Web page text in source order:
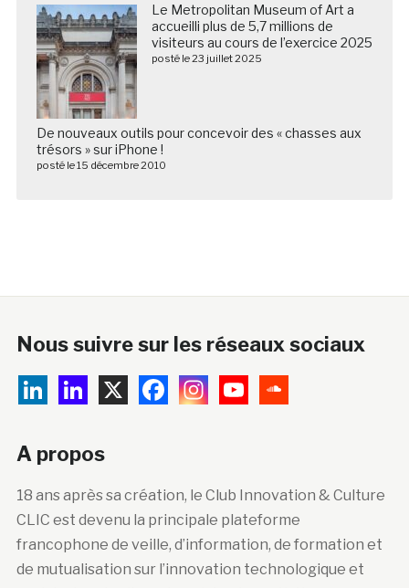
Le Metropolitan Museum of Art a
accueilli plus de 5,7 millions de
visiteurs au cours de l’exercice 2025
posté le 23 juillet 2025
De nouveaux outils pour concevoir des « chasses aux
trésors » sur iPhone !
posté le 15 décembre 2010
Nous suivre sur les réseaux sociaux
A propos
18 ans après sa création, le Club Innovation & Culture
CLIC est devenu la principale plateforme
francophone de veille, d’information, de formation et
de mutualisation sur l’innovation technologique et